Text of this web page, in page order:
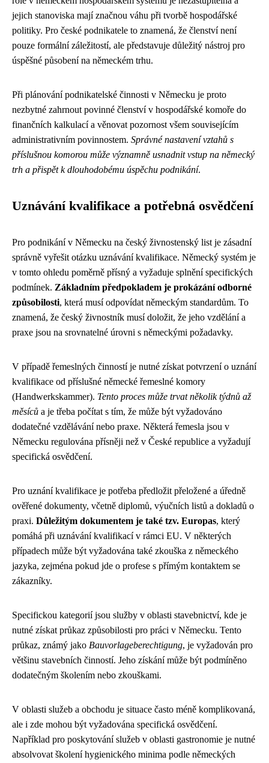
jejich stanoviska mají značnou váhu při tvorbě hospodářské
politiky. Pro české podnikatele to znamená, že členství není
pouze formální záležitostí, ale představuje důležitý nástroj pro
úspěšné působení na německém trhu.
Při plánování podnikatelské činnosti v Německu je proto
nezbytné zahrnout povinné členství v hospodářské komoře do
finančních kalkulací a věnovat pozornost všem souvisejícím
administrativním povinnostem. Správné nastavení vztahů s
příslušnou komorou může významně usnadnit vstup na německý
trh a přispět k dlouhodobému úspěchu podnikání.
Uznávání kvalifikace a potřebná osvědčení
Pro podnikání v Německu na český živnostenský list je zásadní
správně vyřešit otázku uznávání kvalifikace. Německý systém je
v tomto ohledu poměrně přísný a vyžaduje splnění specifických
podmínek. Základním předpokladem je prokázání odborné
způsobilosti, která musí odpovídat německým standardům. To
znamená, že český živnostník musí doložit, že jeho vzdělání a
praxe jsou na srovnatelné úrovni s německými požadavky.
V případě řemeslných činností je nutné získat potvrzení o uznání
kvalifikace od příslušné německé řemeslné komory
(Handwerkskammer). Tento proces může trvat několik týdnů až
měsíců a je třeba počítat s tím, že může být vyžadováno
dodatečné vzdělávání nebo praxe. Některá řemesla jsou v
Německu regulována přísněji než v České republice a vyžadují
specifická osvědčení.
Pro uznání kvalifikace je potřeba předložit přeložené a úředně
ověřené dokumenty, včetně diplomů, výučních listů a dokladů o
praxi. Důležitým dokumentem je také tzv. Europas, který
pomáhá při uznávání kvalifikací v rámci EU. V některých
případech může být vyžadována také zkouška z německého
jazyka, zejména pokud jde o profese s přímým kontaktem se
zákazníky.
Specifickou kategorií jsou služby v oblasti stavebnictví, kde je
nutné získat průkaz způsobilosti pro práci v Německu. Tento
průkaz, známý jako Bauvorlageberechtigung, je vyžadován pro
většinu stavebních činností. Jeho získání může být podmíněno
dodatečným školením nebo zkouškami.
V oblasti služeb a obchodu je situace často méně komplikovaná,
ale i zde mohou být vyžadována specifická osvědčení.
Například pro poskytování služeb v oblasti gastronomie je nutné
absolvovat školení hygienického minima podle německých